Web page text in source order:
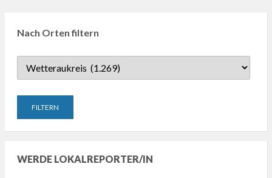
Nach Orten filtern
WERDE LOKALREPORTER/IN